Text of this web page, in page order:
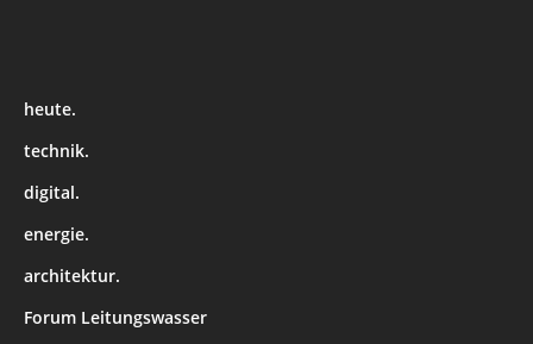
heute.
technik.
digital.
energie.
architektur.
Forum Leitungswasser